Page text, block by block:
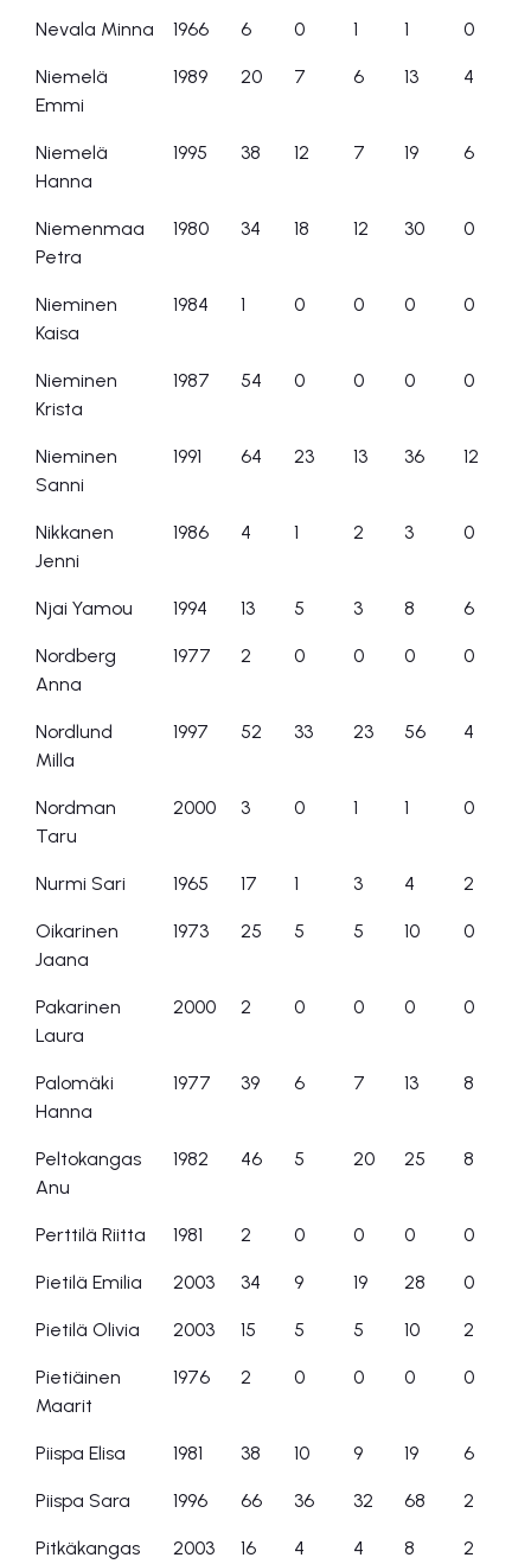
Nevala Minna 1966 6 0 1 1 0
Niemelä
Emmi
1989 20 7 6 13 4
Niemelä
Hanna
1995 38 12 7 19 6
Niemenmaa
Petra
1980 34 18 12 30 0
Nieminen
Kaisa
1984 1 0 0 0 0
Nieminen
Krista
1987 54 0 0 0 0
Nieminen
Sanni
1991 64 23 13 36 12
Nikkanen
Jenni
1986 4 1 2 3 0
Njai Yamou 1994 13 5 3 8 6
Nordberg
Anna
1977 2 0 0 0 0
Nordlund
Milla
1997 52 33 23 56 4
Nordman
Taru
2000 3 0 1 1 0
Nurmi Sari 1965 17 1 3 4 2
Oikarinen
Jaana
1973 25 5 5 10 0
Pakarinen
Laura
2000 2 0 0 0 0
Palomäki
Hanna
1977 39 6 7 13 8
Peltokangas
Anu
1982 46 5 20 25 8
Perttilä Riitta 1981 2 0 0 0 0
Pietilä Emilia 2003 34 9 19 28 0
Pietilä Olivia 2003 15 5 5 10 2
Pietiäinen
Maarit
1976 2 0 0 0 0
Piispa Elisa 1981 38 10 9 19 6
Piispa Sara 1996 66 36 32 68 2
Pitkäkangas
2003 16 4 4 8 2